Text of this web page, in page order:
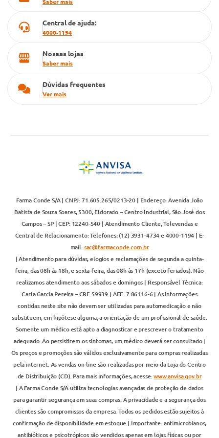
Central de ajuda:
4000-1194
Nossas lojas
Saber mais
Dúvidas frequentes
Ver mais
Farma Conde S/A | CNPJ: 71.605.265/0213-20 | Endereço: Avenida João
Batista de Souza Soares, 5300, Eldorado – Centro Industrial, São José dos
Campos – SP | CEP: 12240-540 | Atendimento Cliente, Televendas e
Central de Relacionamento: Telefones: (12) 3931-4734 e 4000-1194 | E-
mail:sac@farmaconde.com.br
| Atendimento para dúvidas, elogios e reclamações de segunda a quinta-
feira, das 08h às 18h, e sexta-feira, das 08h às 17h (exceto feriados). Não
realizamos atendimento aos sábados e domingos | Responsável Técnica:
Carla Garcia Pereira – CRF 59939 | AFE: 7.86116-6 | As informações
contidas neste site não devem ser utilizadas para automedicação e não
substituem, em hipótese alguma, a orientação de um profissional de saúde.
Somente um médico está apto a diagnosticar e prescrever o tratamento
adequado. Ao persistirem os sintomas, um médico deverá ser consultado |
Os preços e promoções são válidos exclusivamente para compras realizadas
pela internet. As vendas on-line são realizadas por meio da Loja do Centro
de Distribuição (CD). Para mais informações, acesse:www.anvisa.gov.br
| A Farma Conde S/A utiliza tecnologias avançadas de proteção de dados
para garantir segurança em suas compras. A privacidade e a segurança dos
clientes são compromissos da empresa. Todos os pedidos estão sujeitos à
confirmação de disponibilidade em estoque | Importante: antimicrobianos,
antibióticos e psicotrópicos são vendidos apenas em lojas físicas ou por